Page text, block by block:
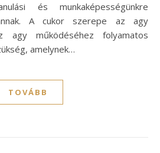
és munkaképességünkre
A cukor szerepe az agy
agy működéséhez folyamatos
amelynek…
TOVÁBB